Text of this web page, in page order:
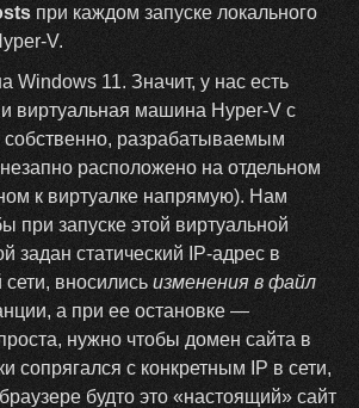
при каждом запуске локального
V.
Windows 11. Значит, у нас есть
виртуальная машина Hyper-V с
собственно, разрабатываемым
расположено на отдельном
к виртуалке напрямую). Нам
при запуске этой виртуальной
задан статический IP-адрес в
вносились изменения в файл
а при ее остановке —
нужно чтобы домен сайта в
сопрягался с конкретным IP в сети,
будто это «настоящий» сайт